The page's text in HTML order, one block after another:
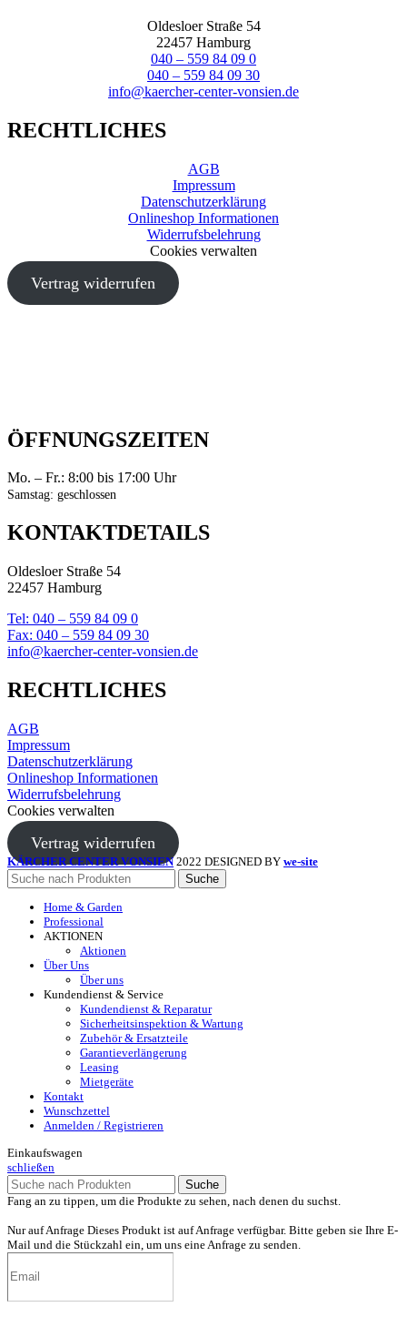
Oldesloer Straße 54
22457 Hamburg
040 – 559 84 09 0
040 – 559 84 09 30
info@kaercher-center-vonsien.de
RECHTLICHES
AGB
Impressum
Datenschutzerklärung
Onlineshop Informationen
Widerrufsbelehrung
Cookies verwalten
Vertrag widerrufen
ÖFFNUNGSZEITEN
Mo. – Fr.: 8:00 bis 17:00 Uhr
Samstag: geschlossen
KONTAKTDETAILS
Oldesloer Straße 54
22457 Hamburg
Tel: 040 – 559 84 09 0
Fax: 040 – 559 84 09 30
info@kaercher-center-vonsien.de
RECHTLICHES
AGB
Impressum
Datenschutzerklärung
Onlineshop Informationen
Widerrufsbelehrung
Cookies verwalten
Vertrag widerrufen
KÄRCHER CENTER VONSIEN 2022 DESIGNED BY we-site
Suche
Home & Garden
Professional
AKTIONEN
Aktionen
Über Uns
Über uns
Kundendienst & Service
Kundendienst & Reparatur
Sicherheitsinspektion & Wartung
Zubehör & Ersatzteile
Garantieverlängerung
Leasing
Mietgeräte
Kontakt
Wunschzettel
Anmelden / Registrieren
Einkaufswagen
schließen
Suche
Fang an zu tippen, um die Produkte zu sehen, nach denen du suchst.
Nur auf Anfrage Dieses Produkt ist auf Anfrage verfügbar. Bitte geben sie Ihre E-
Mail und die Stückzahl ein, um uns eine Anfrage zu senden.